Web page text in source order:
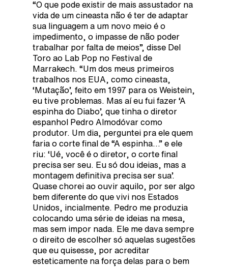
“O que pode existir de mais assustador na
vida de um cineasta não é ter de adaptar
sua linguagem a um novo meio é o
impedimento, o impasse de não poder
trabalhar por falta de meios”, disse Del
Toro ao Lab Pop no Festival de
Marrakech. “Um dos meus primeiros
trabalhos nos EUA, como cineasta,
‘Mutação’, feito em 1997 para os Weistein,
eu tive problemas. Mas aí eu fui fazer ‘A
espinha do Diabo’, que tinha o diretor
espanhol Pedro Almodóvar como
produtor. Um dia, perguntei pra ele quem
faria o corte final de “A espinha…” e ele
riu: ‘Ué, você é o diretor, o corte final
precisa ser seu. Eu só dou ideias, mas a
montagem definitiva precisa ser sua’.
Quase chorei ao ouvir aquilo, por ser algo
bem diferente do que vivi nos Estados
Unidos, incialmente. Pedro me produzia
colocando uma série de ideias na mesa,
mas sem impor nada. Ele me dava sempre
o direito de escolher só aquelas sugestões
que eu quisesse, por acreditar
esteticamente na força delas para o bem